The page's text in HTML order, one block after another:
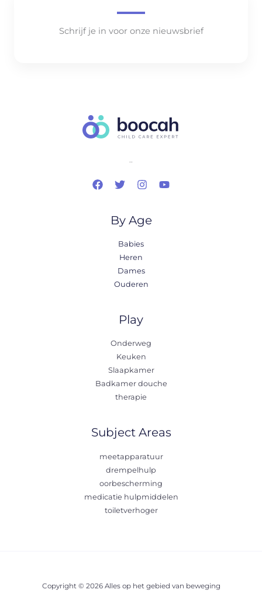
Schrijf je in voor onze nieuwsbrief
..
By Age
Babies
Heren
Dames
Ouderen
Play
Onderweg
Keuken
Slaapkamer
Badkamer douche
therapie
Subject Areas
meetapparatuur
drempelhulp
oorbescherming
medicatie hulpmiddelen
toiletverhoger
Copyright © 2026 Alles op het gebied van beweging